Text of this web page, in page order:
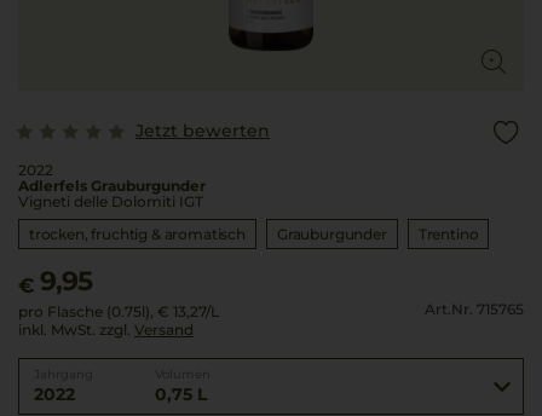
Jetzt bewerten
2022
Adlerfels Grauburgunder
Vigneti delle Dolomiti IGT
trocken, fruchtig & aromatisch
Grauburgunder Trentino
€ 9,95
pro Flasche (0.75l), € 13,27/L
inkl. MwSt. zzgl. Versand
Art.Nr. 715765
2022 0,75 L